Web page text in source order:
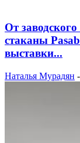
От
стаканы
выставки...
Наталья Мурадян -